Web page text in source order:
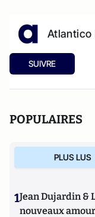
Atlantico
SUIVRE
POPULAIRES
PLUS LUS
1Jean Dujardin &
nouveaux